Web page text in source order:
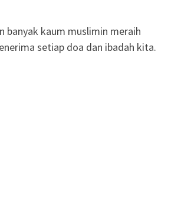
banyak kaum muslimin meraih
setiap doa dan ibadah kita.